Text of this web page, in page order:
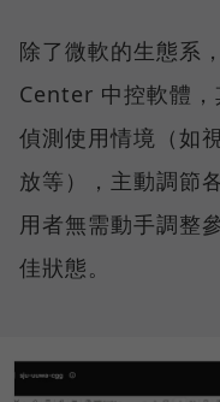
除了微軟的生態系
Center 中控軟體
偵測使用情境（如
放等），主動調節
用者無需動手調整
佳狀態。